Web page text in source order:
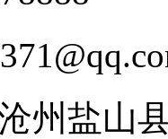
州盐山